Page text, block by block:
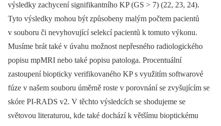
výsledky zachycení signifikantního KP (GS > 7) (22, 23, 24).
Tyto výsledky mohou být způsobeny malým počtem pacientů
v souboru či nevyhovující selekcí pacientů k tomuto výkonu.
Musíme brát také v úvahu možnost nepřesného radiologického
popisu mpMRI nebo také popisu patologa. Procentuální
zastoupení biopticky verifikovaného KP s využitím softwarové
fúze v našem souboru úměrně roste v porovnání se zvyšujícím se
skóre PI‑RADS v2. V těchto výsledcích se shodujeme se
světovou literaturou, kde také dochází k většímu bioptickému